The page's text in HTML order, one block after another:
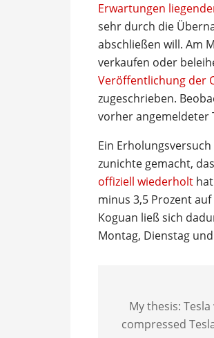
Erwartungen
sehr durch die
abschließen will. Am
verkaufen oder
Veröffentlichung der
zugeschrieben.
vorher angemeldeter
Ein
zunichte gemacht,
offiziell wiederholt
minus 3,5 Prozent
Koguan ließ sich
Montag, Dienstag
My thesis:
compressed